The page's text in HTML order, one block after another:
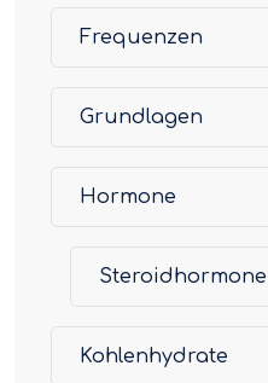
Frequenzen
Grundlagen
Hormone
Steroidhormone
Kohlenhydrate